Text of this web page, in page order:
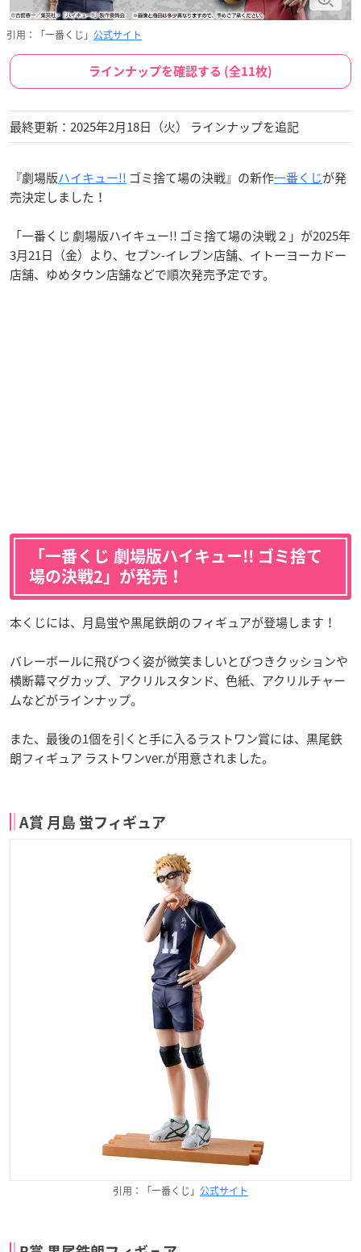
引用：「一番くじ」 公式サイト
ラインナップを確認する (全11枚)
最終更新：2025年2月18日（火） ラインナップを追記
『劇場版ハイキュー!! ゴミ捨て場の決戦』の新作一番くじが発
売決定しました！
「一番くじ 劇場版ハイキュー!! ゴミ捨て場の決戦２」が2025年
3月21日（金）より、セブン‐イレブン店舗、イトーヨーカドー
店舗、ゆめタウン店舗などで順次発売予定です。
「一番くじ 劇場版ハイキュー!! ゴミ捨て
場の決戦2」が発売！
本くじには、月島蛍や黒尾鉄朗のフィギュアが登場します！
バレーボールに飛びつく姿が微笑ましいとびつきクッションや
横断幕マグカップ、アクリルスタンド、色紙、アクリルチャー
ムなどがラインナップ。
また、最後の1個を引くと手に入るラストワン賞には、黒尾鉄
朗フィギュア ラストワンver.が用意されました。
A賞 月島 蛍フィギュア
引用：「一番くじ」 公式サイト